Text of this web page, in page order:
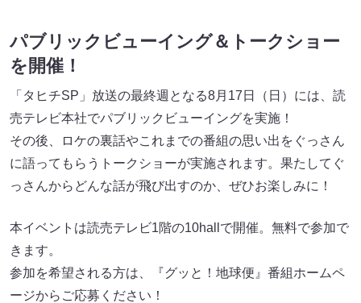
パブリックビューイング＆トークショー
を開催！
「タヒチSP」放送の最終週となる8月17日（日）には、読
売テレビ本社でパブリックビューイングを実施！
その後、ロケの裏話やこれまでの番組の思い出をぐっさん
に語ってもらうトークショーが実施されます。果たしてぐ
っさんからどんな話が飛び出すのか、ぜひお楽しみに！
本イベントは読売テレビ1階の10hallで開催。無料で参加で
きます。
参加を希望される方は、『グッと！地球便』番組ホームペ
ージからご応募ください！